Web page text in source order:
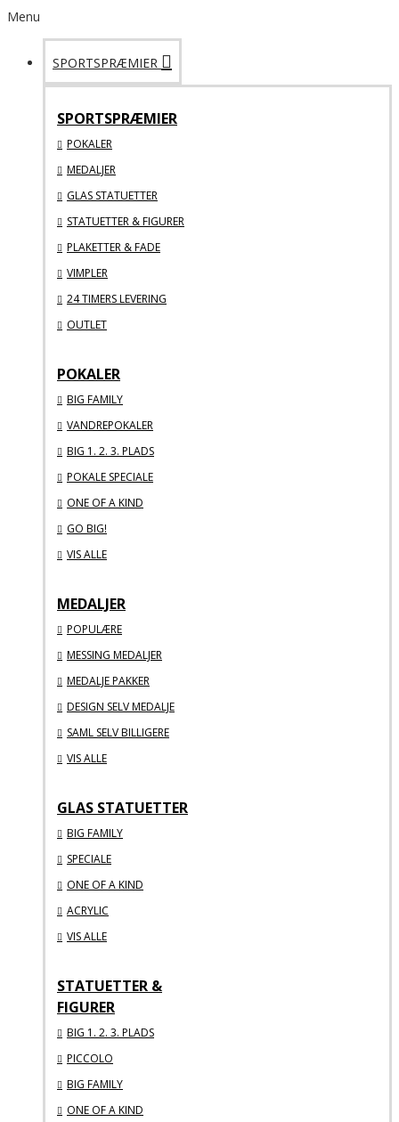
Menu
SPORTSPRÆMIER
SPORTSPRÆMIER
POKALER
MEDALJER
GLAS STATUETTER
STATUETTER & FIGURER
PLAKETTER & FADE
VIMPLER
24 TIMERS LEVERING
OUTLET
POKALER
BIG FAMILY
VANDREPOKALER
BIG 1. 2. 3. PLADS
POKALE SPECIALE
ONE OF A KIND
GO BIG!
VIS ALLE
MEDALJER
POPULÆRE
MESSING MEDALJER
MEDALJE PAKKER
DESIGN SELV MEDALJE
SAML SELV BILLIGERE
VIS ALLE
GLAS STATUETTER
BIG FAMILY
SPECIALE
ONE OF A KIND
ACRYLIC
VIS ALLE
STATUETTER &
FIGURER
BIG 1. 2. 3. PLADS
PICCOLO
BIG FAMILY
ONE OF A KIND